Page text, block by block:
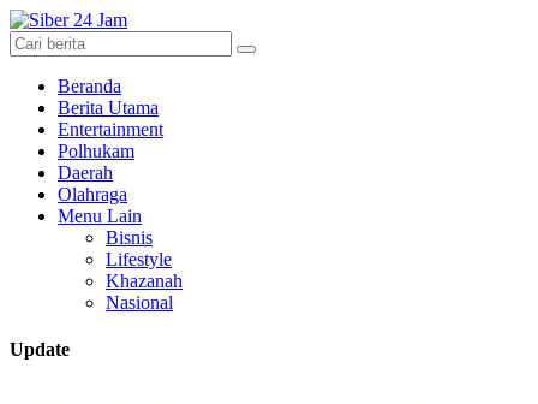
Beranda
Berita Utama
Entertainment
Polhukam
Daerah
Olahraga
Menu Lain
Bisnis
Lifestyle
Khazanah
Nasional
Update